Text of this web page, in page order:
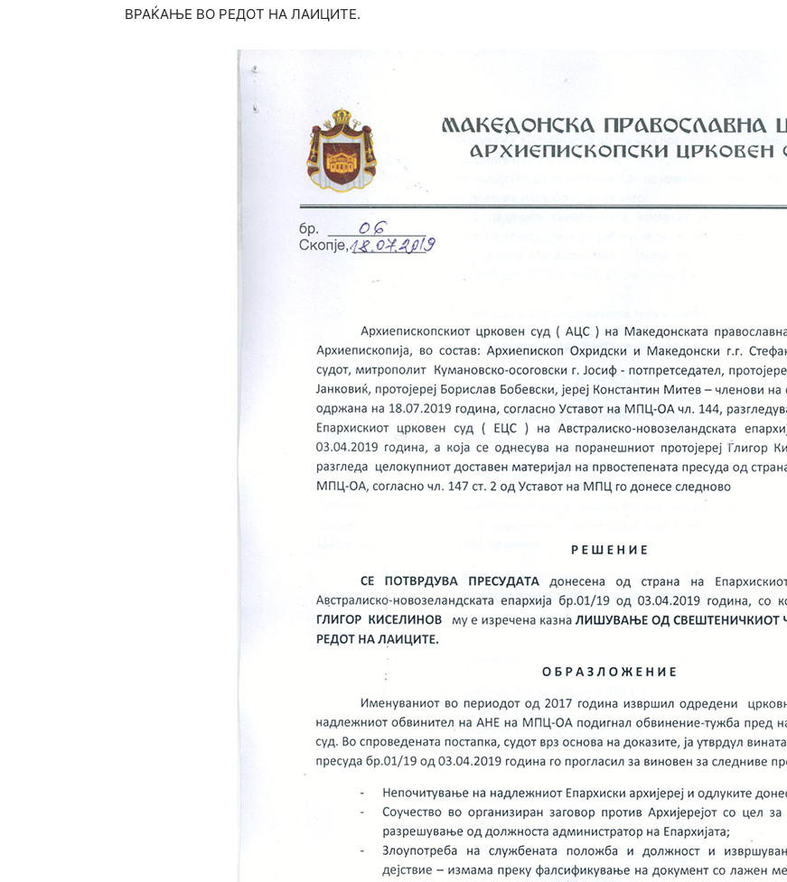
ВРАЌАЊЕ ВО РЕДОТ НА ЛАИЦИТЕ.